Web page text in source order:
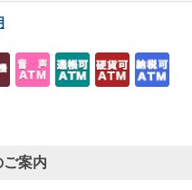
案内